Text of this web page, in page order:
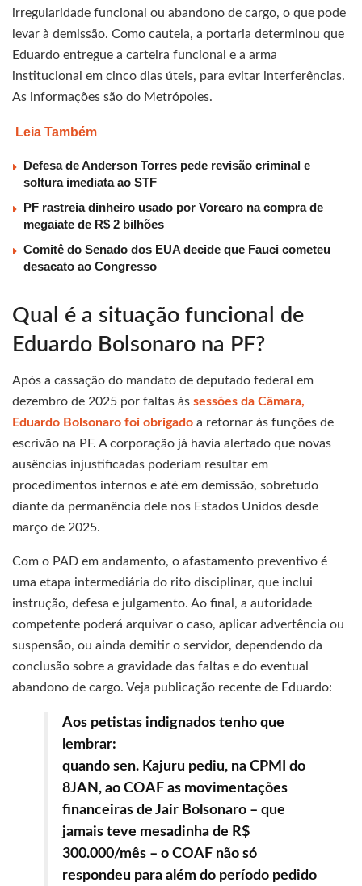
irregularidade funcional ou abandono de cargo, o que pode
levar à demissão. Como cautela, a portaria determinou que
Eduardo entregue a carteira funcional e a arma
institucional em cinco dias úteis, para evitar interferências.
As informações são do Metrópoles.
Leia Também
Defesa de Anderson Torres pede revisão criminal e
soltura imediata ao STF
PF rastreia dinheiro usado por Vorcaro na compra de
megaiate de R$ 2 bilhões
Comitê do Senado dos EUA decide que Fauci cometeu
desacato ao Congresso
Qual é a situação funcional de
Eduardo Bolsonaro na PF?
Após a cassação do mandato de deputado federal em
dezembro de 2025 por faltas às sessões da Câmara,
Eduardo Bolsonaro foi obrigado a retornar às funções de
escrivão na PF. A corporação já havia alertado que novas
ausências injustificadas poderiam resultar em
procedimentos internos e até em demissão, sobretudo
diante da permanência dele nos Estados Unidos desde
março de 2025.
Com o PAD em andamento, o afastamento preventivo é
uma etapa intermediária do rito disciplinar, que inclui
instrução, defesa e julgamento. Ao final, a autoridade
competente poderá arquivar o caso, aplicar advertência ou
suspensão, ou ainda demitir o servidor, dependendo da
conclusão sobre a gravidade das faltas e do eventual
abandono de cargo. Veja publicação recente de Eduardo:
Aos petistas indignados tenho que
lembrar:
quando sen. Kajuru pediu, na CPMI do
8JAN, ao COAF as movimentações
financeiras de Jair Bolsonaro – que
jamais teve mesadinha de R$
300.000/mês – o COAF não só
respondeu para além do período pedido